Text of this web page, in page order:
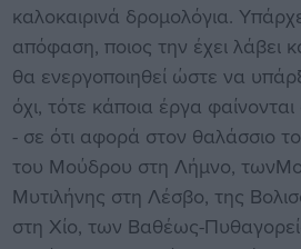
καλοκαιρινά δρομολόγια.
απόφαση, ποιος την έχει λάβει
θα ενεργοποιηθεί ώστε να
όχι, τότε κάποια έργα
- σε ότι αφορά στον θαλάσσιο
του Μούδρου στη Λήμνο,
Μυτιλήνης στη Λέσβο, της
στη Χίο, των Βαθέως-